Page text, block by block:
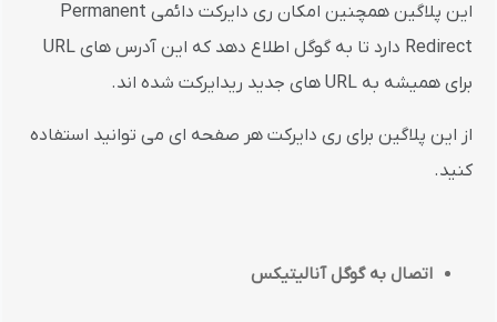
این پلاگین همچنین امکان ری دایرکت دائمی Permanent
Redirect دارد تا به گوگل اطلاع دهد که این آدرس های URL
برای همیشه به URL های جدید ریدایرکت شده اند.
از این پلاگین برای ری دایرکت هر صفحه ای می توانید استفاده
کنید.
اتصال به گوگل آنالیتیکس